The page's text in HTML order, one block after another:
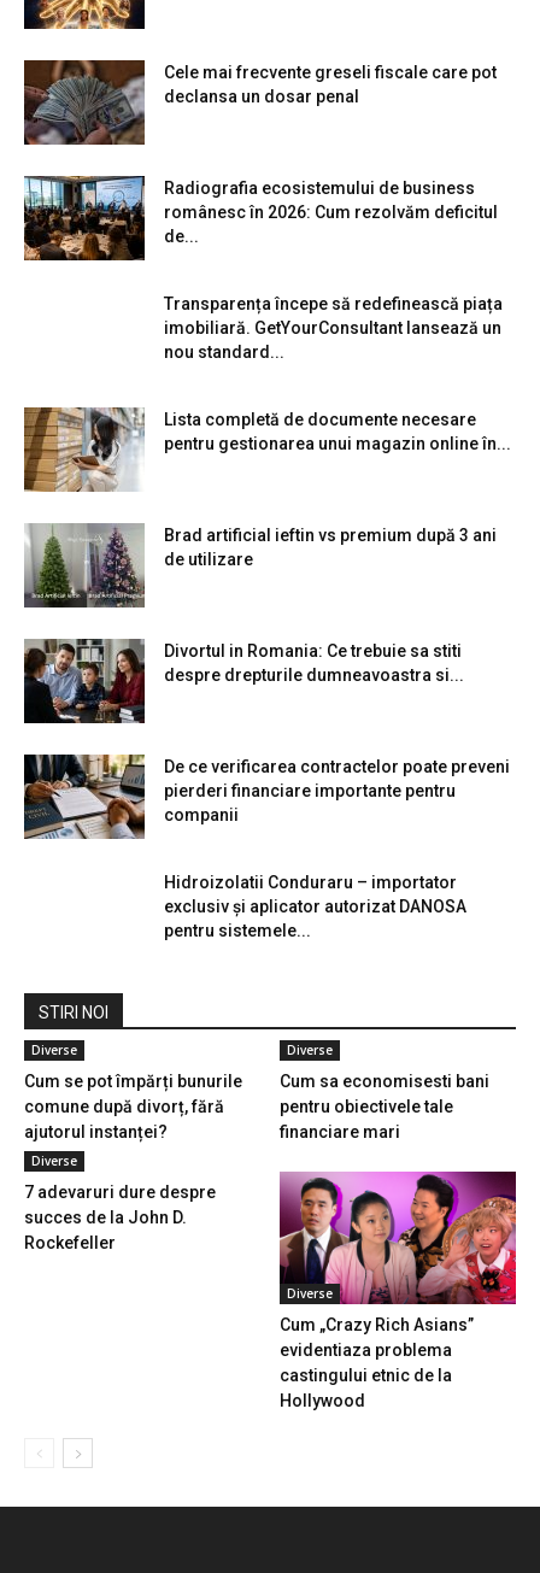
Cele mai frecvente greseli fiscale care pot
declansa un dosar penal
Radiografia ecosistemului de business
românesc în 2026: Cum rezolvăm deficitul
de...
Transparența începe să redefinească piața
imobiliară. GetYourConsultant lansează un
nou standard...
Lista completă de documente necesare
pentru gestionarea unui magazin online în...
Brad artificial ieftin vs premium după 3 ani
de utilizare
Divortul in Romania: Ce trebuie sa stiti
despre drepturile dumneavoastra si...
De ce verificarea contractelor poate preveni
pierderi financiare importante pentru
companii
Hidroizolatii Conduraru – importator
exclusiv și aplicator autorizat DANOSA
pentru sistemele...
STIRI NOI
Diverse
Cum se pot împărți bunurile
comune după divorț, fără
ajutorul instanței?
Diverse
Cum sa economisesti bani
pentru obiectivele tale
financiare mari
Diverse
7 adevaruri dure despre
succes de la John D.
Rockefeller
Diverse
Cum „Crazy Rich Asians”
evidentiaza problema
castingului etnic de la
Hollywood